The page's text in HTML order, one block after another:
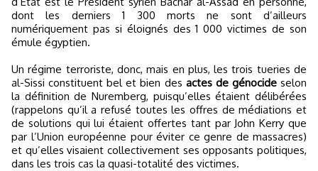
dont les derniers 1 300 morts ne sont d’ailleurs
numériquement pas si éloignés des 1 000 victimes de son
émule égyptien.
Un régime terroriste, donc, mais en plus, les trois tueries de
al-Sissi constituent bel et bien des actes de génocideselon
la définition de Nuremberg, puisqu’elles étaient délibérées
(rappelons qu’il a refusé toutes les offres de médiations et
de solutions qui lui étaient offertes tant par John Kerry que
par l’Union européenne pour éviter ce genre de massacres)
et qu’elles visaient collectivement ses opposants politiques,
dans les trois cas la quasi-totalité des victimes.